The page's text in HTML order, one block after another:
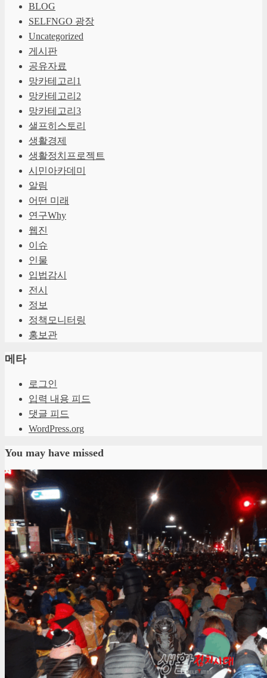
BLOG
SELFNGO 광장
Uncategorized
게시판
공유자료
망카테고리1
망카테고리2
망카테고리3
샐프히스토리
생활경제
생활정치프로젝트
시민아카데미
알림
어떤 미래
연구Why
웹진
이슈
인물
입법감시
전시
정보
정책모니터링
홍보관
메타
로그인
입력 내용 피드
댓글 피드
WordPress.org
You may have missed